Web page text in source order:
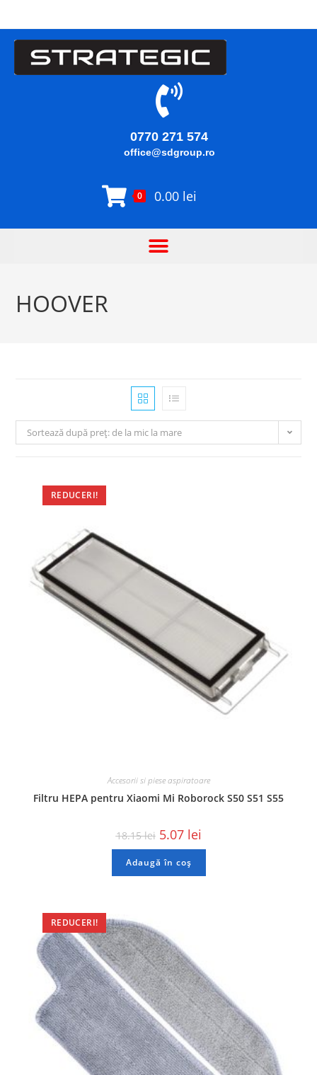
0770 271 574
office@sdgroup.ro
0 0.00 lei
HOOVER
Sortează după preț: de la mic la mare
REDUCERI!
Accesorii si piese aspiratoare
Filtru HEPA pentru Xiaomi Mi Roborock S50 S51 S55
18.15lei 5.07 lei
Adaugă în coș
REDUCERI!